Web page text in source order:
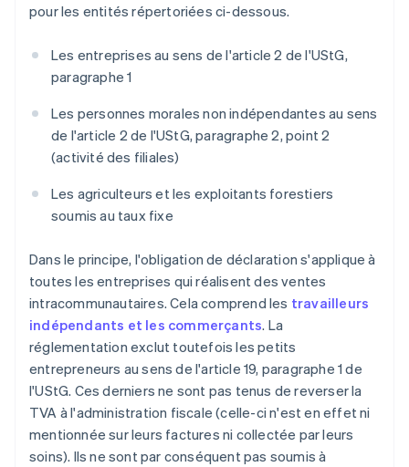
pour les entités répertoriées ci-dessous.
Les entreprises au sens de l'article 2 de l'UStG,
paragraphe 1
Les personnes morales non indépendantes au sens
de l'article 2 de l'UStG, paragraphe 2, point 2
(activité des filiales)
Les agriculteurs et les exploitants forestiers
soumis au taux fixe
Dans le principe, l'obligation de déclaration s'applique à
toutes les entreprises qui réalisent des ventes
intracommunautaires. Cela comprend les travailleurs
indépendants et les commerçants. La
réglementation exclut toutefois les petits
entrepreneurs au sens de l'article 19, paragraphe 1 de
l'UStG. Ces derniers ne sont pas tenus de reverser la
TVA à l'administration fiscale (celle-ci n'est en effet ni
mentionnée sur leurs factures ni collectée par leurs
soins). Ils ne sont par conséquent pas soumis à